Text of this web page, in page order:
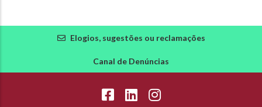
Elogios, sugestões ou reclamações
Canal de Denúncias